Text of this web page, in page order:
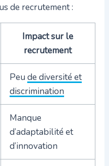
de recrutement :
Impact sur le
recrutement
Peu de diversité et
discrimination
Manque
d’adaptabilité et
d’innovation